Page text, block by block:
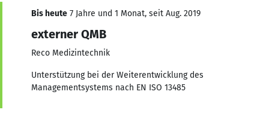
Bis heute 7 Jahre und 1 Monat, seit Aug. 2019
externer QMB
Reco Medizintechnik
Unterstützung bei der Weiterentwicklung des
Managementsystems nach EN ISO 13485